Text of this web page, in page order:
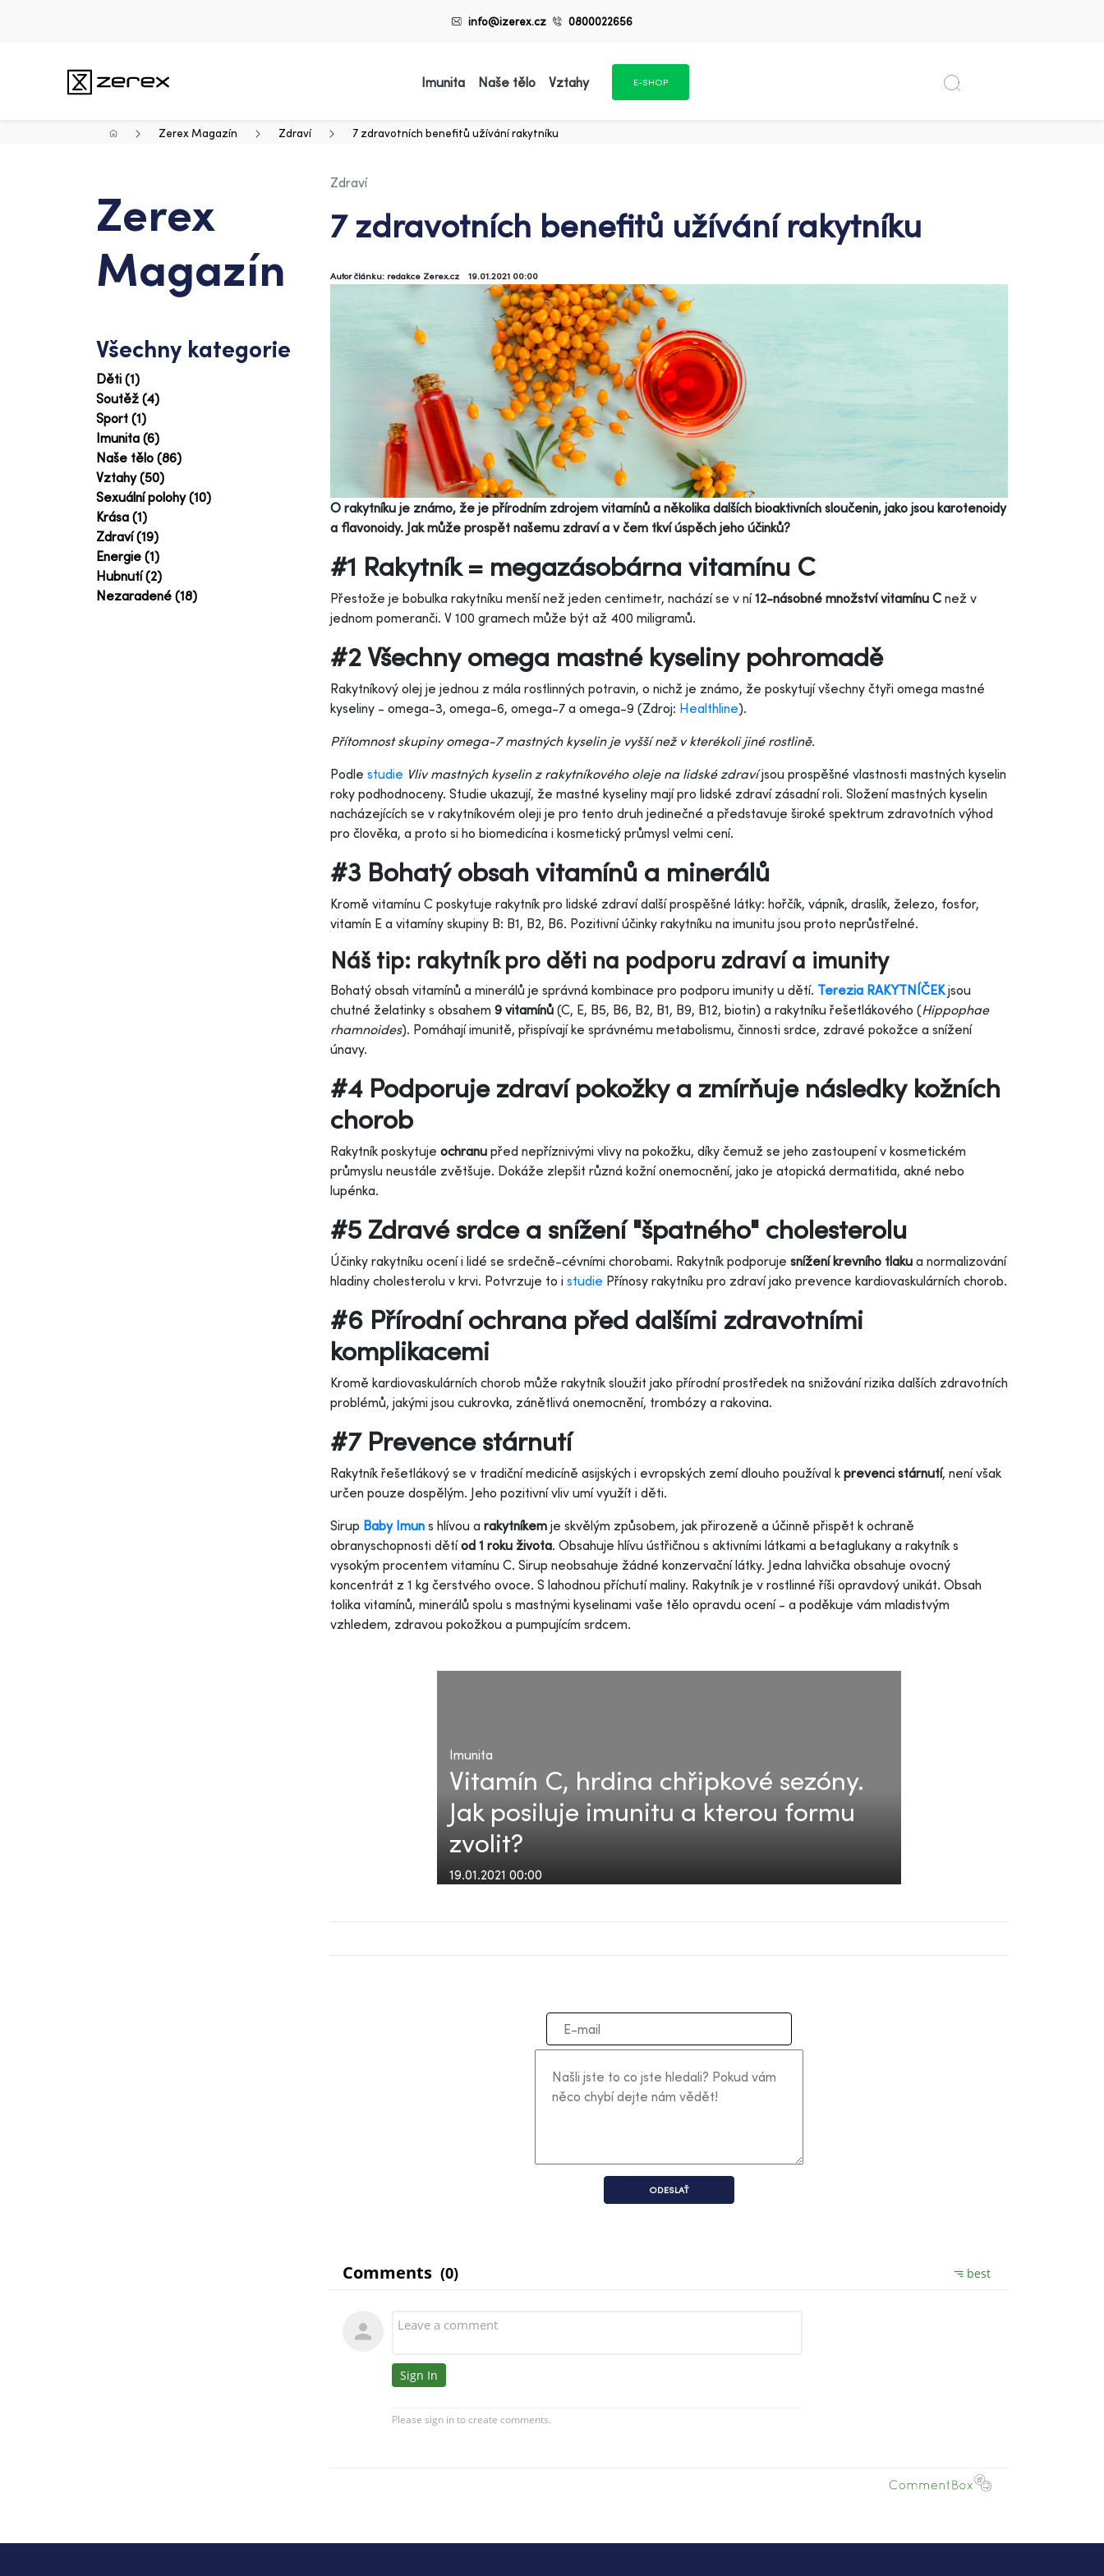
info@izerex.cz 0800022656
Imunita Naše tělo Vztahy E-SHOP
Zerex Magazín Zdraví 7 zdravotních benefitů užívání rakytníku
Zerex
Magazín
Všechny kategorie
Děti (1)
Soutěž (4)
Sport (1)
Imunita (6)
Naše tělo (86)
Vztahy (50)
Sexuální polohy (10)
Krása (1)
Zdraví (19)
Energie (1)
Hubnutí (2)
Nezaradené (18)
Zdraví
7 zdravotních benefitů užívání rakytníku
Autor článku: redakce Zerex.cz 19.01.2021 00:00
O rakytníku je známo, že je přírodním zdrojem vitamínů a několika dalších bioaktivních sloučenin, jako jsou karotenoidy
a flavonoidy. Jak může prospět našemu zdraví a v čem tkví úspěch jeho účinků?
#1 Rakytník = megazásobárna vitamínu C
Přestože je bobulka rakytníku menší než jeden centimetr, nachází se v ní12-násobné množství vitamínu C než v
jednom pomeranči. V 100 gramech může být až 400 miligramů.
#2 Všechny omega mastné kyseliny pohromadě
Rakytníkový olej je jednou z mála rostlinných potravin, o nichž je známo, že poskytují všechny čtyři omega mastné
kyseliny - omega-3, omega-6, omega-7 a omega-9 (Zdroj: Healthline).
Přítomnost skupiny omega-7 mastných kyselin je vyšší než v kterékoli jiné rostlině.
Podle studie Vliv mastných kyselin z rakytníkového oleje na lidské zdravíjsou prospěšné vlastnosti mastných kyselin
roky podhodnoceny. Studie ukazují, že mastné kyseliny mají pro lidské zdraví zásadní roli. Složení mastných kyselin
nacházejících se v rakytníkovém oleji je pro tento druh jedinečné a představuje široké spektrum zdravotních výhod
pro člověka, a proto si ho biomedicína i kosmetický průmysl velmi cení.
#3 Bohatý obsah vitamínů a minerálů
Kromě vitamínu C poskytuje rakytník pro lidské zdraví další prospěšné látky: hořčík, vápník, draslík, železo, fosfor,
vitamín E a vitamíny skupiny B: B1, B2, B6. Pozitivní účinky rakytníku na imunitu jsou proto neprůstřelné.
Náš tip: rakytník pro děti na podporu zdraví a imunity
Bohatý obsah vitamínů a minerálů je správná kombinace pro podporu imunity u dětí. Terezia RAKYTNÍČEKjsou
chutné želatinky s obsahem 9 vitamínů (C, E, B5, B6, B2, B1, B9, B12, biotin) a rakytníku řešetlákového (Hippophae
rhamnoides). Pomáhají imunitě, přispívají ke správnému metabolismu, činnosti srdce, zdravé pokožce a snížení
únavy.
#4 Podporuje zdraví pokožky a zmírňuje následky kožních
chorob
Rakytník poskytuje ochranu před nepříznivými vlivy na pokožku, díky čemuž se jeho zastoupení v kosmetickém
průmyslu neustále zvětšuje. Dokáže zlepšit různá kožní onemocnění, jako je atopická dermatitida, akné nebo
lupénka.
#5 Zdravé srdce a snížení "špatného" cholesterolu
Účinky rakytníku ocení i lidé se srdečně-cévními chorobami. Rakytník podporuje snížení krevního tlaku a normalizování
hladiny cholesterolu v krvi. Potvrzuje to i studie Přínosy rakytníku pro zdraví jako prevence kardiovaskulárních chorob.
#6 Přírodní ochrana před dalšími zdravotními
komplikacemi
Kromě kardiovaskulárních chorob může rakytník sloužit jako přírodní prostředek na snižování rizika dalších zdravotních
problémů, jakými jsou cukrovka, zánětlivá onemocnění, trombózy a rakovina.
#7 Prevence stárnutí
Rakytník řešetlákový se v tradiční medicíně asijských i evropských zemí dlouho používal k prevenci stárnutí, není však
určen pouze dospělým. Jeho pozitivní vliv umí využít i děti.
Sirup Baby Imun s hlívou a rakytníkem je skvělým způsobem, jak přirozeně a účinně přispět k ochraně
obranyschopnosti dětíod 1 roku života. Obsahuje hlívu ústřičnou s aktivními látkami a betaglukany a rakytník s
vysokým procentem vitamínu C. Sirup neobsahuje žádné konzervační látky. Jedna lahvička obsahuje ovocný
koncentrát z 1 kg čerstvého ovoce. S lahodnou příchutí maliny. Rakytník je v rostlinné říši opravdový unikát. Obsah
tolika vitamínů, minerálů spolu s mastnými kyselinami vaše tělo opravdu ocení - a poděkuje vám mladistvým
vzhledem, zdravou pokožkou a pumpujícím srdcem.
Imunita
Vitamín C, hrdina chřipkové sezóny.
Jak posiluje imunitu a kterou formu
zvolit?
19.01.2021 00:00
ODESLAŤ